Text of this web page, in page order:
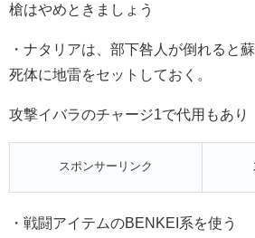
槍はやめときましょう
・ナタリアは、部下咎人が倒れると
死体に地雷をセットしておく。
攻撃イバラのチャージ1で代用もあり
スポンサーリンク
・戦闘アイテムのBENKEI系を使う